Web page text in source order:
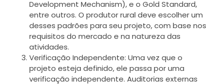
Development Mechanism), e o Gold Standard,
entre outros. O produtor rural deve escolher um
desses padrões para seu projeto, com base nos
requisitos do mercado e na natureza das
atividades.
Verificação Independente: Uma vez que o
projeto esteja definido, ele passa por uma
verificação independente. Auditorias externas